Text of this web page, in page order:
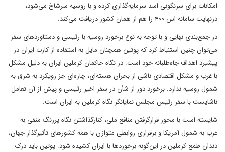
امکانات برای سرنگونی اسد سرمایه‌گذاری کرده و با روسیه سرشاخ می‌شود،
درنهایت سامانه اس ۴۰۰ را هم از همان کشور دریافت می‌کند.
در جمع‌بندی نهایی و با توجه به نوع برخورد روسیه با رئیسی و دستاوردهای سفر
می‌توان چنین استنباط کرد که پوتین همچنان مایل به استفاده از کارت ایران در
پیشبرد اهداف جاه‌طلبانه خود است. در نگاه حاکمان کرملین ایران به دلیل مشکل
با غرب و مشکل اقتصادی ناشی از بحران هسته‌ای، چاره‌ای جز رویکرد به شرق به
شمول روسیه ندارد. برخورد دور از شأن در سفر اخیر رئیسی و پیش از آن تعامل
ناشایست با سفر رئیس مجلس نمایانگر نگاه کرملین به ایران است.
شایسته است با محور قرارگرفتن منافع ملی، کنارگذاشتن نگاه پررنگ منفی به
غرب به شمول آمریکا و برقراری روابطی متوازن با همه کشورهای تأثیرگذار جهان،
دندان طمع کرملین در این‌گونه برخوردها با ایران کشیده شود. پوتین باید درک